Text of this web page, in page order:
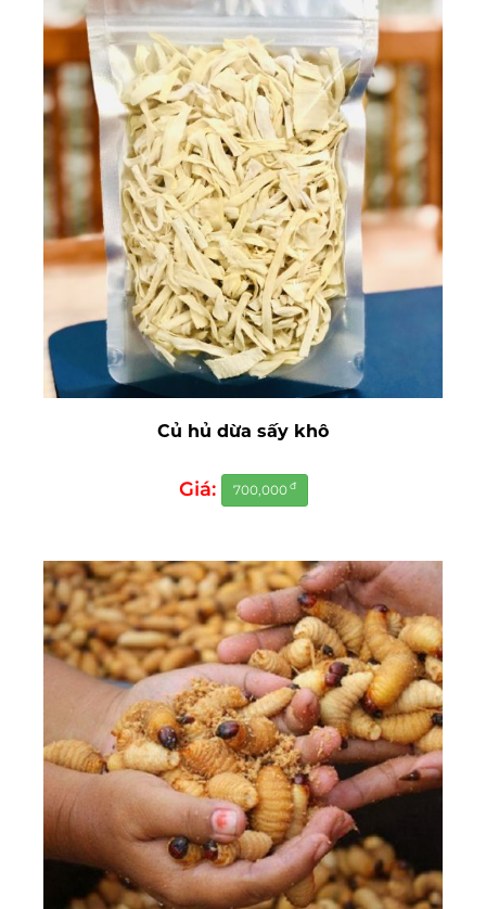
Củ hủ dừa sấy khô
Giá: 700,000 đ